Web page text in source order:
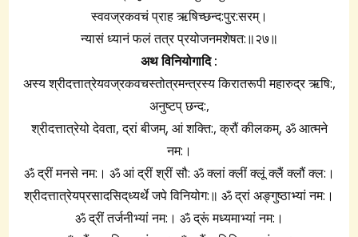
स्ववज्रकवचं प्राह ऋषिच्छन्द:पुर:सरम्‌।
न्यासं ध्यानं फलं तत्र प्रयोजनमशेषत:॥२७॥
अथ विनियोगादि :
अस्य श्रीदत्तात्रेयवज्रकवचस्तोत्रमन्त्रस्य किरातरूपी महारुद्र ऋषि:,
अनुष्टप्‌ छन्द:,
श्रीदत्तात्रेयो देवता, द्रां बीजम्‌, आं शक्ति:, क्रौं कीलकम्‌, ॐ आत्मने
नम:।
ॐ द्रीं मनसे नम:। ॐ आं द्रीं श्रीं सौ: ॐ क्लां क्लीं क्लूं क्लैं क्लौं क्ल:।
श्रीदत्तात्रेयप्रसादसिद्‌ध्यर्थे जपे विनियोग:॥ ॐ द्रां अङ्गुष्ठाभ्यां नम:।
ॐ द्रीं तर्जनीभ्यां नम:। ॐ द्रूं मध्यमाभ्यां नम:।